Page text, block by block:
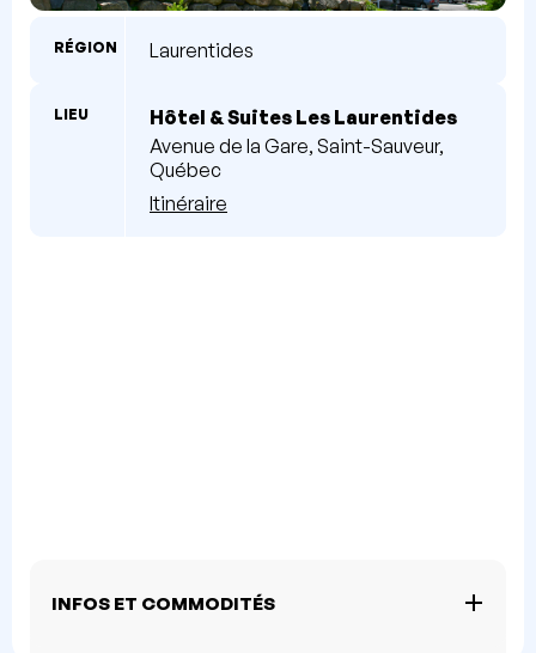
RÉGION Laurentides
LIEU
Hôtel & Suites Les Laurentides
Avenue de la Gare, Saint-Sauveur,
Québec
Itinéraire
INFOS ET COMMODITÉS